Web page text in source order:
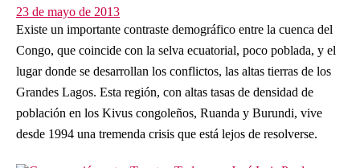
23 de mayo de 2013
Existe un importante contraste demográfico entre la cuenca del
Congo, que coincide con la selva ecuatorial, poco poblada, y el
lugar donde se desarrollan los conflictos, las altas tierras de los
Grandes Lagos. Esta región, con altas tasas de densidad de
población en los Kivus congoleños, Ruanda y Burundi, vive
desde 1994 una tremenda crisis que está lejos de resolverse.